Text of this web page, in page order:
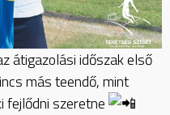
átigazolási időszak első
más teendő, mint
fejlődni szeretne